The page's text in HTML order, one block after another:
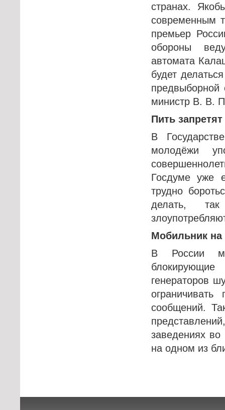
странах.
современным
премьер
обороны
автомата
будет
предвыборной
министр В. В.
Пить
В
молодёжи
Госдуме уже
трудно
делать,
Мобильник
В России
генераторов
сообщений.
заведениях во
на одном из